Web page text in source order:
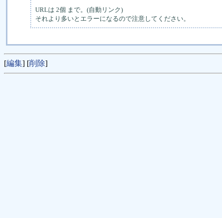
URLは 2個 まで。(自動リンク)
それより多いとエラーになるので注意してください。
[編集] [削除]